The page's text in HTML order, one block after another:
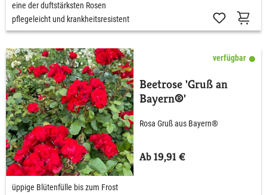
eine der duftstärksten Rosen
pflegeleicht und krankheitsresistent
verfügbar
Beetrose 'Gruß an
Bayern®'
Rosa Gruß aus Bayern®
Ab 19,91 €
üppige Blütenfülle bis zum Frost